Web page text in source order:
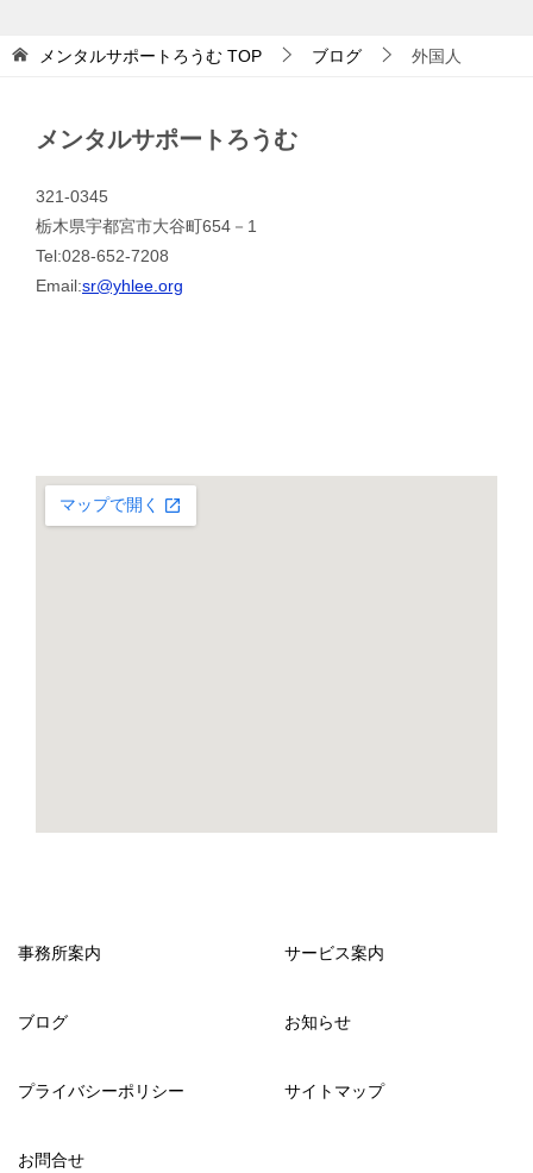
メンタルサポートろうむ TOP ブログ 外国人
メンタルサポートろうむ
321-0345
栃木県宇都宮市大谷町654－1
Tel:028-652-7208
Email:sr@yhlee.org
事務所案内 サービス案内
ブログ お知らせ
プライバシーポリシー サイトマップ
お問合せ